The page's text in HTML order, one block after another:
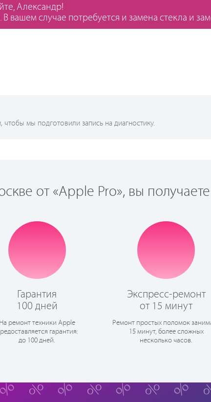
Александр!
В вашем случае потребуется и замена стекла и
мы подготовили запись на диагностику.
от «Apple Pro», вы получаете
Гарантия
100 дней
На ремонт техники Apple
гарантия:
до 100 дней.
Экспресс-ремонт
от 15 минут
Ремонт простых поломок
15 минут, более сложных
несколько часов.